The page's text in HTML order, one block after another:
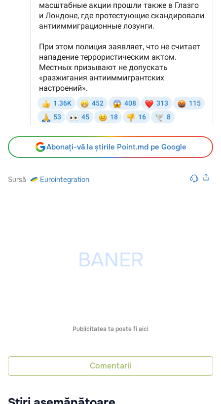
Abonați-vă la știrile Point.md pe Google
Sursă Eurointegration
Publicitatea ta poate fi aici
Comentarii